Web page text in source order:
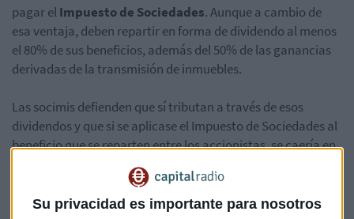
Su privacidad es importante para nosotros
pagar elImpuesto de Sociedades. Aunque a cambio de
esa ventaja, deben repartir en forma de dividendo al menos
el 80% de sus beneficios, además del 50% de las ganancias
derivadas de la transmisión de inmuebles.
Las socimis defienden que sí tributan a través de esos
dividendos y que si se aplicase el Impuesto de Sociedades al
beneficio que se reparten entre los accionistas, se caería en
una doble imposición. Temen que si Podemos se sale con la
suya, los inversores huyan a otros mercados más
ventajosos.